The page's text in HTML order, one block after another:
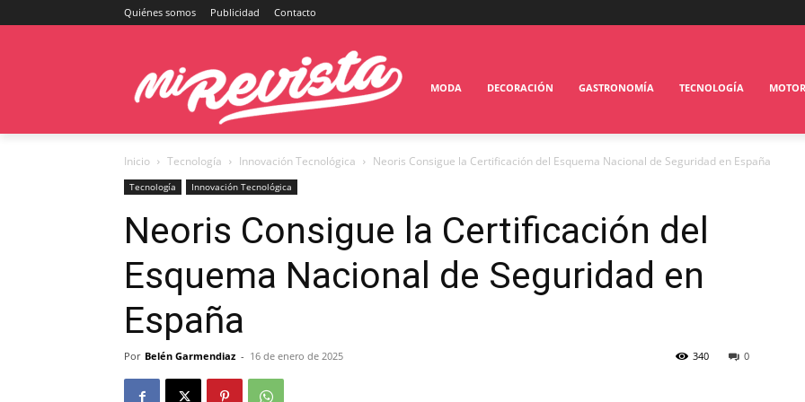
Quiénes somos Publicidad Contacto
MODA DECORACIÓN GASTRONOMÍA TECNOLOGÍA MOTOR
Inicio Tecnología Innovación Tecnológica Neoris Consigue la Certificación del Esquema Nacional de Seguridad en España
Tecnología Innovación Tecnológica
Neoris Consigue la Certificación del
Esquema Nacional de Seguridad en
España
Por Belén Garmendiaz - 16 de enero de 2025 0
340